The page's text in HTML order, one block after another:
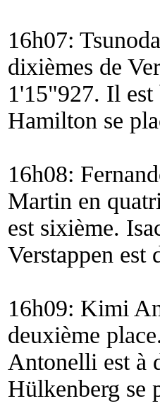
16h07:
dixièmes de
1'15"927. Il
Hamilton se
16h08:
Martin en
est sixième.
Verstappen est
16h09: Kimi
deuxième
Antonelli est à
Hülkenberg se